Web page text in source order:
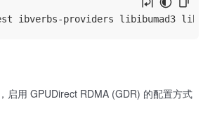
启用 GPUDirect RDMA (GDR) 的配置方式